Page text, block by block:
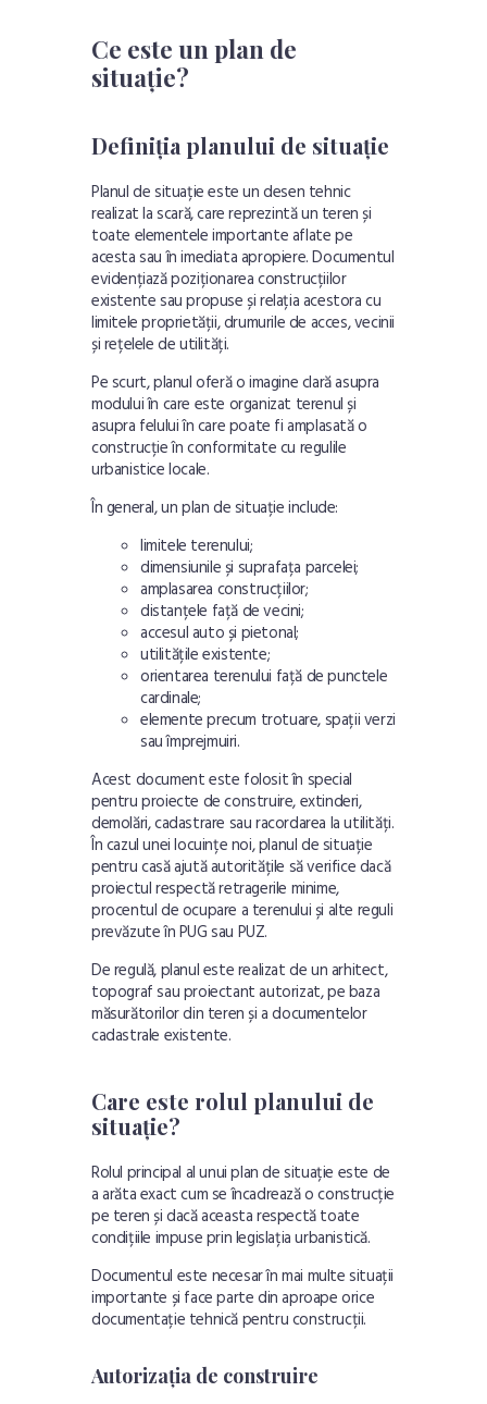
Ce este un plan de
situație?
Definiția planului de situație
Planul de situație este un desen tehnic
realizat la scară, care reprezintă un teren și
toate elementele importante aflate pe
acesta sau în imediata apropiere. Documentul
evidențiază poziționarea construcțiilor
existente sau propuse și relația acestora cu
limitele proprietății, drumurile de acces, vecinii
și rețelele de utilități.
Pe scurt, planul oferă o imagine clară asupra
modului în care este organizat terenul și
asupra felului în care poate fi amplasată o
construcție în conformitate cu regulile
urbanistice locale.
În general, un plan de situație include:
limitele terenului;
dimensiunile și suprafața parcelei;
amplasarea construcțiilor;
distanțele față de vecini;
accesul auto și pietonal;
utilitățile existente;
orientarea terenului față de punctele
cardinale;
elemente precum trotuare, spații verzi
sau împrejmuiri.
Acest document este folosit în special
pentru proiecte de construire, extinderi,
demolări, cadastrare sau racordarea la utilități.
În cazul unei locuințe noi, planul de situație
pentru casă ajută autoritățile să verifice dacă
proiectul respectă retragerile minime,
procentul de ocupare a terenului și alte reguli
prevăzute în PUG sau PUZ.
De regulă, planul este realizat de un arhitect,
topograf sau proiectant autorizat, pe baza
măsurătorilor din teren și a documentelor
cadastrale existente.
Care este rolul planului de
situație?
Rolul principal al unui plan de situație este de
a arăta exact cum se încadrează o construcție
pe teren și dacă aceasta respectă toate
condițiile impuse prin legislația urbanistică.
Documentul este necesar în mai multe situații
importante și face parte din aproape orice
documentație tehnică pentru construcții.
Autorizația de construire